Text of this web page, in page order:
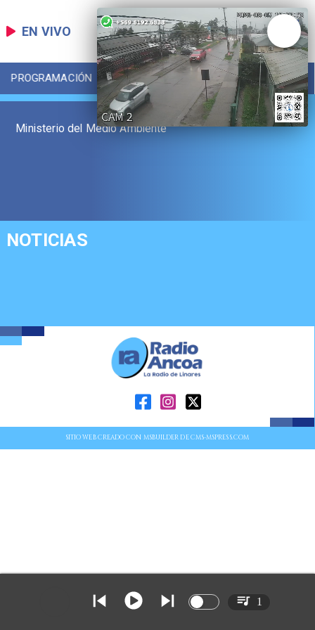
EN VIVO
PROGRAMACIÓN LOCAL DEPORTES
Ministerio del Medio Ambiente
NOTICIAS
SITIO WEB CREADO CON MSBUILDER DE CMS-MSPRESS.COM
1